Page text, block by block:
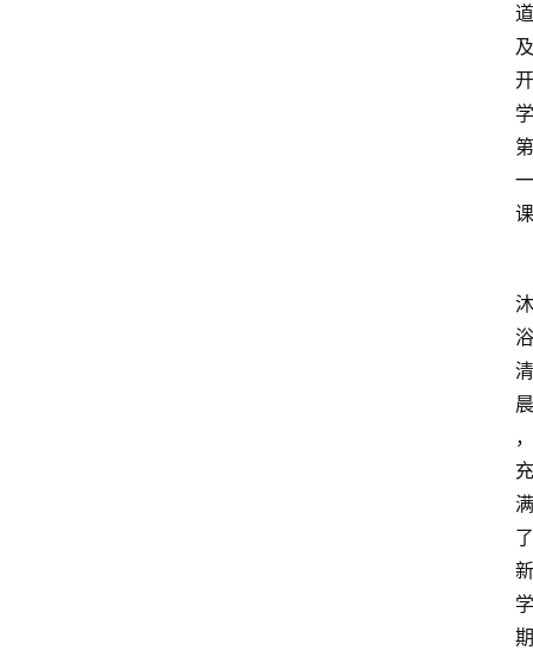
道
及
开
学
第
一
课
沐
浴
清
晨
，
充
满
了
新
学
期